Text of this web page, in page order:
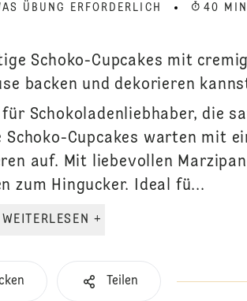
ÜBUNG ERFORDERLICH 40
Schoko-Cupcakes mit
backen und dekorieren
Schokoladenliebhaber, die
Schoko-Cupcakes warten mit
auf. Mit liebevollen
zum Hingucker. Ideal fü...
WEITERLESEN +
Teilen